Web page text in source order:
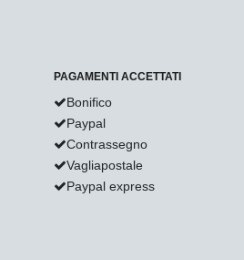
PAGAMENTI ACCETTATI
Bonifico
Paypal
Contrassegno
Vagliapostale
Paypal express